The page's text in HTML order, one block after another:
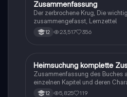
Zusammenfassung
Der zerbrochene Krug, Die
zusammengefasst, Lernzettel
12 23,517 356
Deutsch
Heimsuchung komplette
Zusammenfassung des Buches
einzelnen Kapitel und deren
tabellarisch. Im Unterricht ohne
12 5,825 119